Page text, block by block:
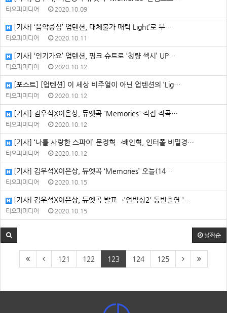
티오피미디어 2020.10.09
[기사] ‘음악중심’ 업텐션, 대체불가 매력 Light’로 무…
티오피미디어 2020.10.11
[기사] ‘인기가요’ 업텐션, 핑크 슈트로 ‘청량 섹시’ UP…
티오피미디어 2020.10.12
[포스트] [업텐션] 이 세상 비주얼이 아닌 업텐션의 ‘Lig…
티오피미디어 2020.10.12
[기사] 김우석X이은상, 듀엣곡 'Memories' 직접 작곡…
티오피미디어 2020.10.12
[기사] ‘나를 사랑한 스파이’ 문정혁→배인혁, 인터폴 비밀경…
티오피미디어 2020.10.12
[기사] 김우석X이은상, 듀엣곡 ‘Memories’ 오늘(14…
티오피미디어 2020.10.15
[기사] 김우석X이은상, 듀엣곡 발표→'언박싱2' 동반출연 '…
티오피미디어 2020.10.15
날짜순
121 122 123 124 125